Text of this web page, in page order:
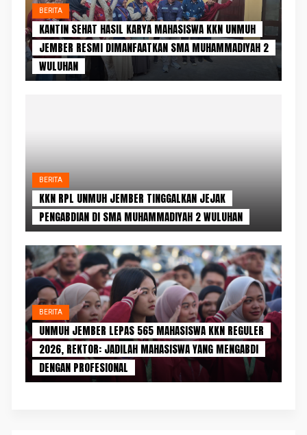
BERITA
KANTIN SEHAT HASIL KARYA MAHASISWA KKN UNMUH
JEMBER RESMI DIMANFAATKAN SMA MUHAMMADIYAH 2
WULUHAN
BERITA
KKN RPL UNMUH JEMBER TINGGALKAN JEJAK
PENGABDIAN DI SMA MUHAMMADIYAH 2 WULUHAN
BERITA
UNMUH JEMBER LEPAS 565 MAHASISWA KKN REGULER
2026, REKTOR: JADILAH MAHASISWA YANG MENGABDI
DENGAN PROFESIONAL